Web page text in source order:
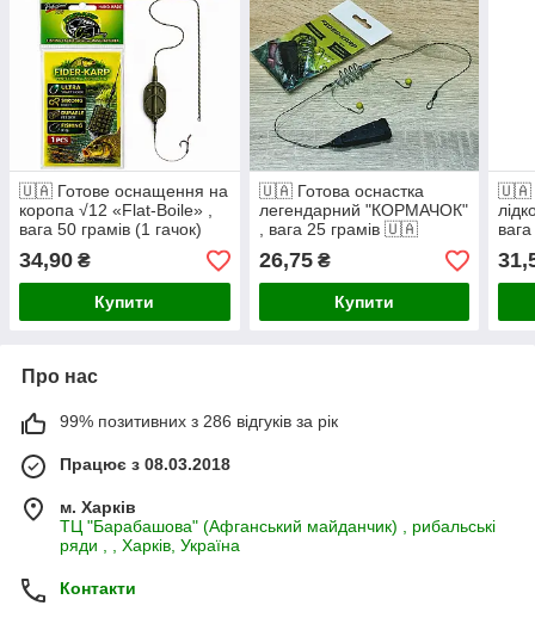
🇺🇦 Готове оснащення на
коропа √12 «Flat-Boile» ,
вага 50 грамів (1 гачок)
🇺🇦
34,90 ₴
Купити
🇺🇦 Готова оснастка
легендарний "КОРМАЧОК"
, вага 25 грамів 🇺🇦
26,75₴
Купити
🇺🇦
Про нас
99% позитивних з 286 відгуків за рік
Працює з 08.03.2018
м. Харків
ТЦ "Барабашова" (Афганський майданчик) , рибальські
ряди , , Харків, Україна
Контакти